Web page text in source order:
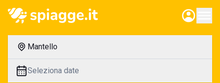
Mantello
Seleziona date